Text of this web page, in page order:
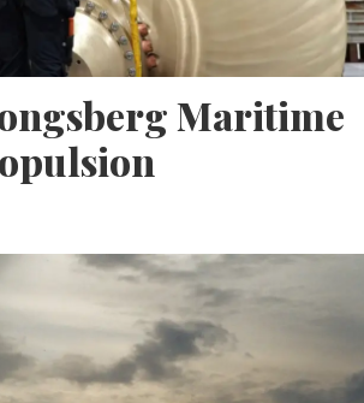
Maritime